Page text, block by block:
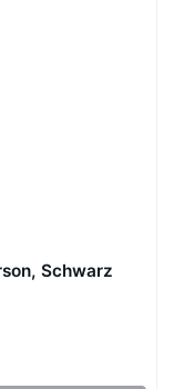
Schwarz